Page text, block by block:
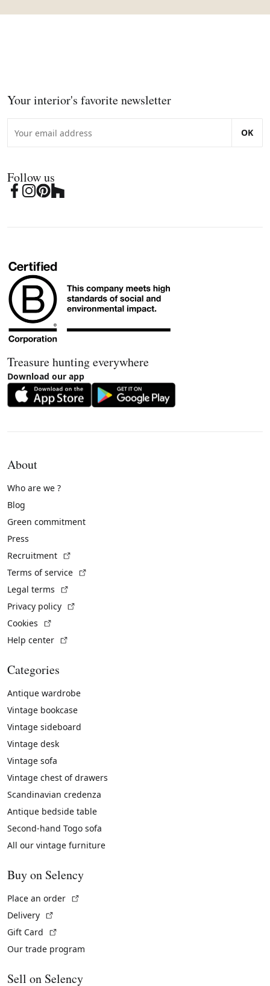
Your interior's favorite newsletter
OK
Follow us
Treasure hunting everywhere
Download our app
About
Who are we ?
Blog
Green commitment
Press
Recruitment
Terms of service
Legal terms
Privacy policy
Cookies
Help center
Categories
Antique wardrobe
Vintage bookcase
Vintage sideboard
Vintage desk
Vintage sofa
Vintage chest of drawers
Scandinavian credenza
Antique bedside table
Second-hand Togo sofa
All our vintage furniture
Buy on Selency
Place an order
Delivery
Gift Card
Our trade program
Sell on Selency